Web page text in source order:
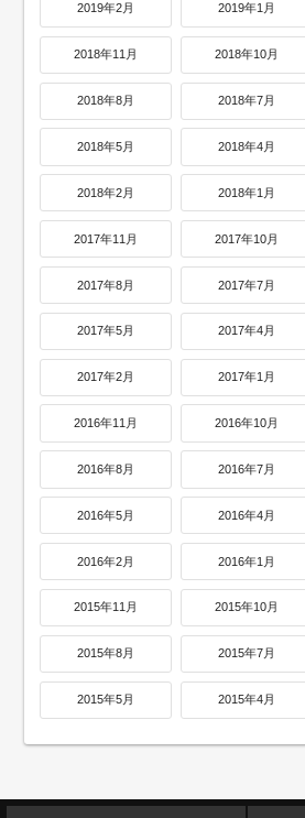
2019年2月 2019年1月
2018年11月 2018年10月
2018年8月 2018年7月
2018年5月 2018年4月
2018年2月 2018年1月
2017年11月 2017年10月
2017年8月 2017年7月
2017年5月 2017年4月
2017年2月 2017年1月
2016年11月 2016年10月
2016年8月 2016年7月
2016年5月 2016年4月
2016年2月 2016年1月
2015年11月 2015年10月
2015年8月 2015年7月
2015年5月 2015年4月